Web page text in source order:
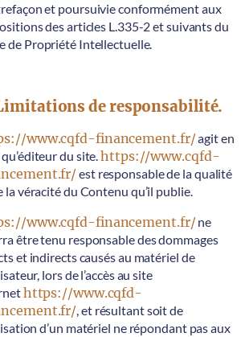
et poursuivie conformément aux
des articles L.335-2 et suivants du
de Propriété Intellectuelle.
de responsabilité.
www.cqfd-financement.fr/agit en
du site.https://www.cqfd-
est responsable de la qualité
la véracité du Contenu qu’il publie.
www.cqfd-financement.fr/ne
être tenu responsable des dommages
et indirects causés au matériel de
lors de l’accès au site
https://www.cqfd-
, et résultant soit de
d’un matériel ne répondant pas aux